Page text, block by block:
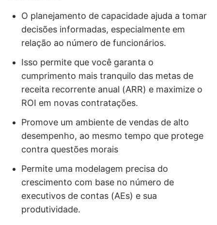
O planejamento de capacidade ajuda a tomar
decisões informadas, especialmente em
relação ao número de funcionários.
Isso permite que você garanta o
cumprimento mais tranquilo das metas de
receita recorrente anual (ARR) e maximize o
ROI em novas contratações.
Promove um ambiente de vendas de alto
desempenho, ao mesmo tempo que protege
contra questões morais
Permite uma modelagem precisa do
crescimento com base no número de
executivos de contas (AEs) e sua
produtividade.